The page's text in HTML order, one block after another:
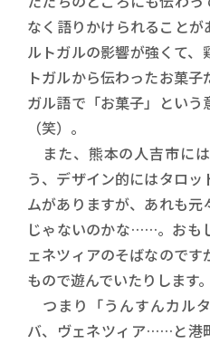
なく語りかけられること
ルトガルの影響が強くて
トガルから伝わったお菓
ガル語で「お菓子」とい
（笑）。
また、熊本の人吉市に
う、デザイン的にはタロ
ムがありますが、あれも
じゃないのかな……。おも
ェネツィアのそばなので
もので遊んでいたりします。
つまり「うんすんカル
バ、ヴェネツィア……と港